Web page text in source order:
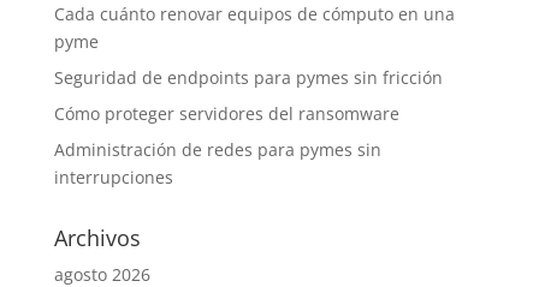
Cada cuánto renovar equipos de cómputo en una
pyme
Seguridad de endpoints para pymes sin fricción
Cómo proteger servidores del ransomware
Administración de redes para pymes sin
interrupciones
Archivos
agosto 2026